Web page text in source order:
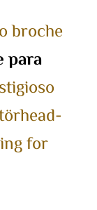
broche
para
for